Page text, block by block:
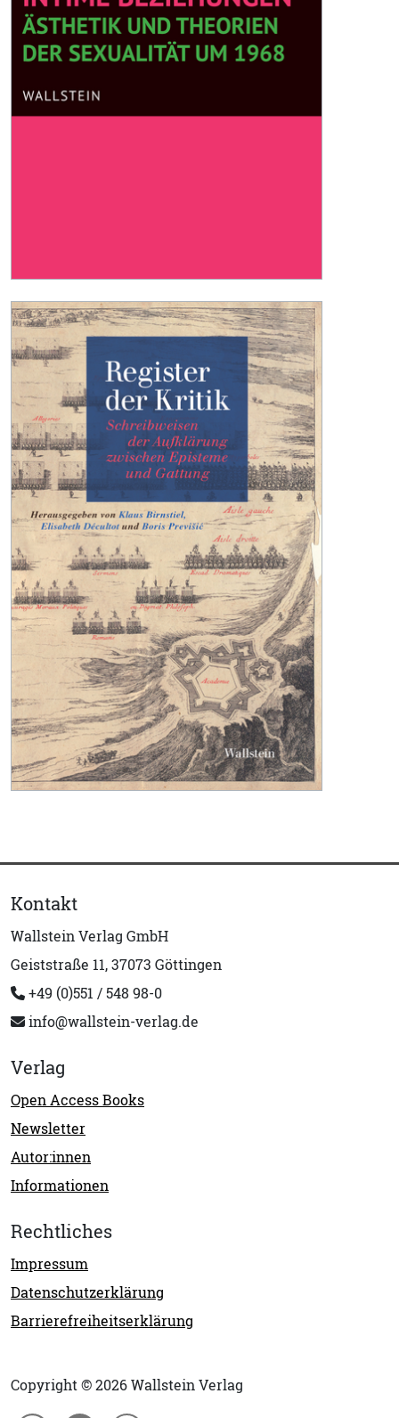
Kontakt
Wallstein Verlag GmbH
Geiststraße 11, 37073 Göttingen
+49 (0)551 / 548 98-0
info@wallstein-verlag.de
Verlag
Open Access Books
Newsletter
Autor:innen
Informationen
Rechtliches
Impressum
Datenschutzerklärung
Barrierefreiheitserklärung
Copyright © 2026 Wallstein Verlag